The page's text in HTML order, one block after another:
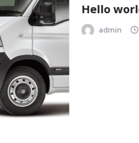
Hello world!
admin
okt 11, 2019